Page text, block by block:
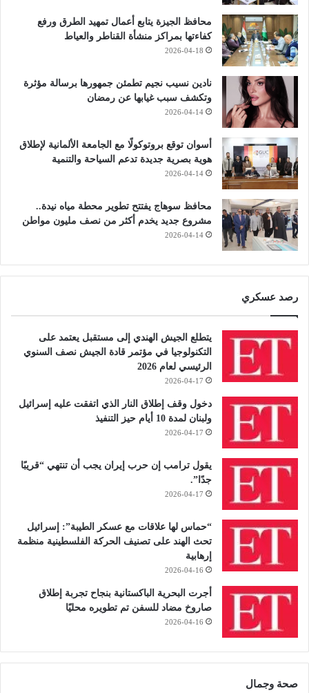
محافظ الجيزة يتابع أعمال تمهيد الطرق ورفع
كفاءتها بمراكز منشأة القناطر والعياط
2026-04-18
نادين نسيب نجيم تطمئن جمهورها برسالة مؤثرة
وتكشف سبب غيابها عن رمضان
2026-04-14
أسوان توقع بروتوكولًا مع الجامعة الألمانية لإطلاق
هوية بصرية جديدة تدعم السياحة والتنمية
2026-04-14
محافظ سوهاج يفتتح تطوير محطة مياه نيدة..
مشروع جديد يخدم أكثر من نصف مليون مواطن
2026-04-14
رصد عسكري
يتطلع الجيش الهندي إلى مستقبل يعتمد على
التكنولوجيا في مؤتمر قادة الجيش نصف السنوي
الرئيسي لعام 2026
2026-04-17
دخول وقف إطلاق النار الذي اتفقت عليه إسرائيل
ولبنان لمدة 10 أيام حيز التنفيذ
2026-04-17
يقول ترامب إن حرب إيران يجب أن تنتهي “قريبًا
جدًا”.
2026-04-17
“حماس لها علاقات مع عسكر الطيبة”: إسرائيل
تحث الهند على تصنيف الحركة الفلسطينية منظمة
إرهابية
2026-04-16
أجرت البحرية الباكستانية بنجاح تجربة إطلاق
صاروخ مضاد للسفن تم تطويره محليًا
2026-04-16
صحة وجمال